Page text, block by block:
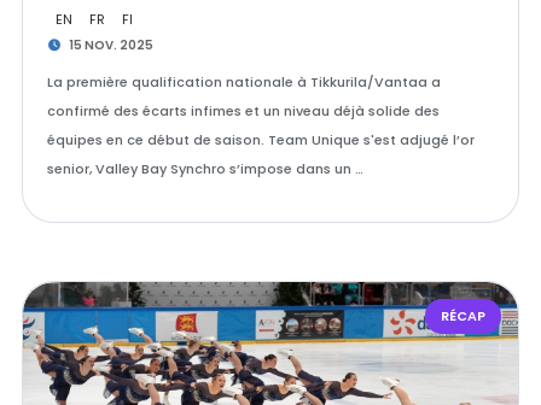
EN FR FI
15 NOV. 2025
La première qualification nationale à Tikkurila/Vantaa a
confirmé des écarts infimes et un niveau déjà solide des
équipes en ce début de saison. Team Unique s'est adjugé l’or
senior, Valley Bay Synchro s’impose dans un …
RÉCAP